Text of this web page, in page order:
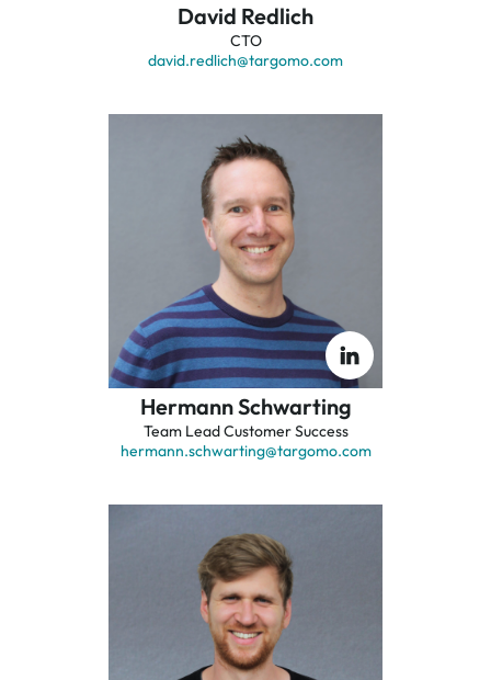
David Redlich
CTO
david.redlich@targomo.com
Hermann Schwarting
Team Lead Customer Success
hermann.schwarting@targomo.com